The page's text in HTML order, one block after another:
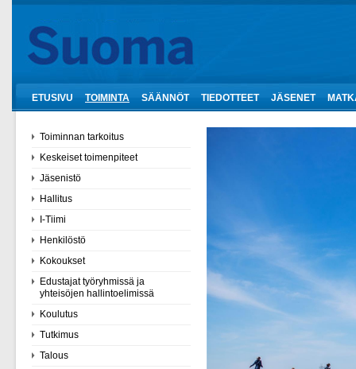
ETUSIVU TOIMINTA SÄÄNNÖT TIEDOTTEET JÄSENET
Toiminnan tarkoitus
Keskeiset toimenpiteet
Jäsenistö
Hallitus
I-Tiimi
Henkilöstö
Kokoukset
Edustajat työryhmissä ja
yhteisöjen hallintoelimissä
Koulutus
Tutkimus
Talous